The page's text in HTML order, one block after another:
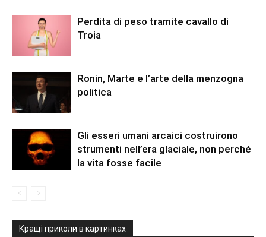
Perdita di peso tramite cavallo di
Troia
Ronin, Marte e l’arte della menzogna
politica
Gli esseri umani arcaici costruirono
strumenti nell’era glaciale, non perché
la vita fosse facile
Кращі приколи в картинках